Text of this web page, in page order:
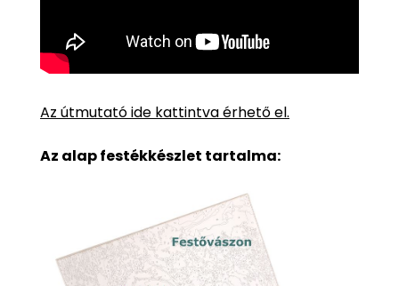
Az útmutató ide kattintva érhető el.
Az alap festékkészlet tartalma: